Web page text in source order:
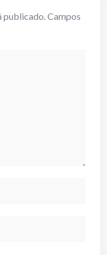
publicado.Campos